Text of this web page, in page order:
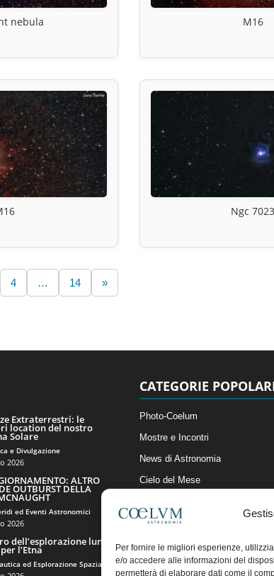
Per fornire le migliori esperienze,
e/o accedere alle informazioni del
permetterà di elaborare dati come il
nebula M16
Ngc 7023
4 … 14 »
Extraterrestri: le
location del nostro
Solare
e Divulgazione
2026
ALTRO
OUTBURST DELLA
ed Eventi Astronomici
2026
dell’esplorazione lunare
l’Etna
ed Esplorazione Spaziale
CATEGORIE
Photo-Coelum
Mostre e Incontri
News di Astronomia
Cielo del Mese
Articoli e Risorse On-Line
Il Blog della Redazione